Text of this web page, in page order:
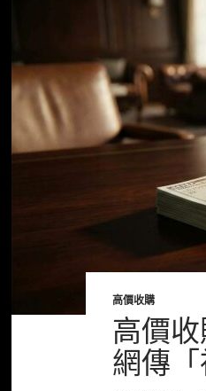
高價收購
高價
網傳